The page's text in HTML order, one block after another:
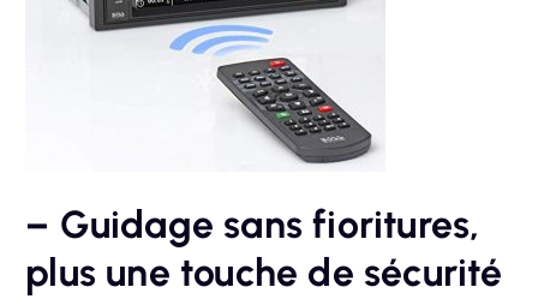
– Guidage sans fioritures,
plus une touche de sécurité